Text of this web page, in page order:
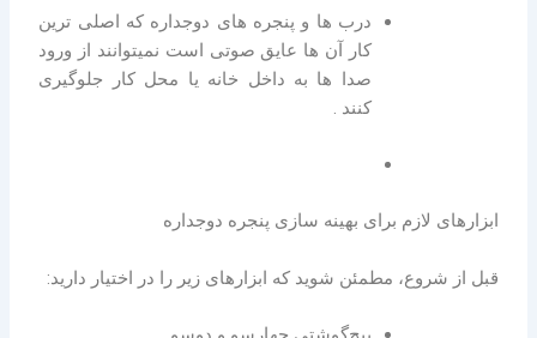
درب ها و پنجره های دوجداره که اصلی ترین
کار آن ها عایق صوتی است نمیتوانند از ورود
صدا ها به داخل خانه یا محل کار جلوگیری
کنند .
ابزارهای لازم برای بهینه سازی پنجره دوجداره
قبل از شروع، مطمئن شوید که ابزارهای زیر را در اختیار دارید: